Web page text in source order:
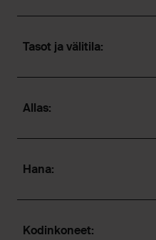
Tasot ja välitila:
Allas:
Hana:
Kodinkoneet: